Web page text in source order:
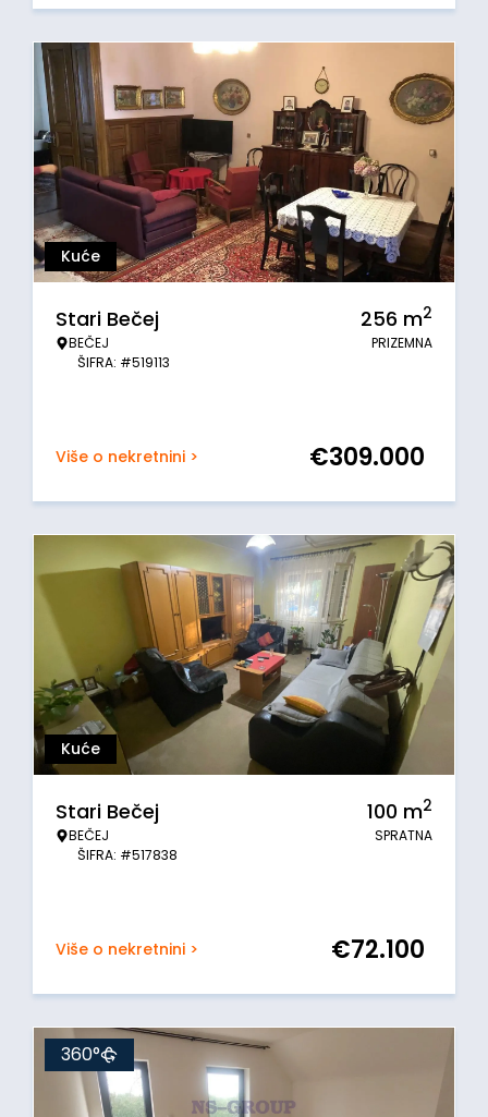
Kuće
Stari Bečej
BEČEJ
ŠIFRA: #519113
256 m2
PRIZEMNA
Više o nekretnini > €309.000
Kuće
Stari Bečej
BEČEJ
ŠIFRA: #517838
100 m2
SPRATNA
Više o nekretnini > €72.100
360°